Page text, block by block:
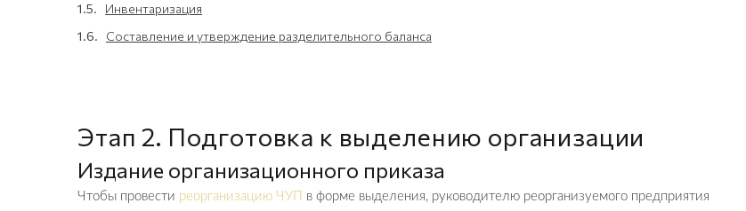
1.5.
Инвентаризация
1.6.
Составление и утверждение разделительного баланса
Этап 2. Подготовка к выделению организации
Издание организационного приказа
Чтобы провести реорганизацию ЧУП
в форме выделения, руководителю реорганизуемого предприятия